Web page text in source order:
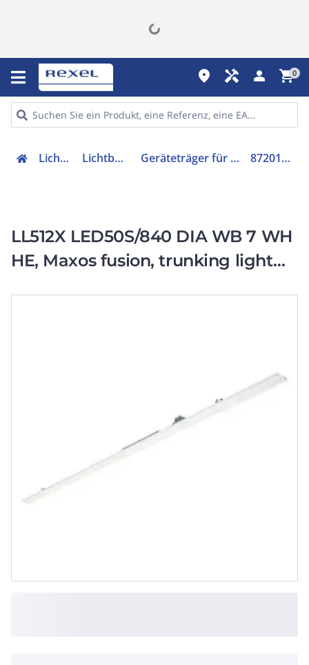
place handyman person shopping_cart0
Lichttechnik Lichtbandsystem Geräteträger für Lichtbandsystem 8720169495890
LL512X LED50S/840 DIA WB 7 WH
HE, Maxos fusion, trunking light